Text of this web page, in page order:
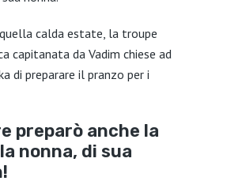
calda estate, la troupe
capitanata da Vadim chiese ad
di preparare il pranzo per i
preparò anche la
nonna, di sua